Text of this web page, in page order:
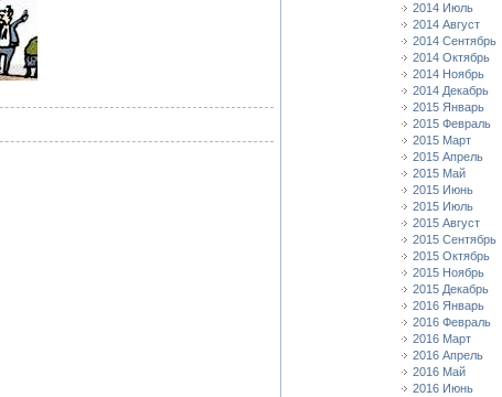
2014 Июль
2014 Август
2014 Сентябрь
2014 Октябрь
2014 Ноябрь
2014 Декабрь
2015 Январь
2015 Февраль
2015 Март
2015 Апрель
2015 Май
2015 Июнь
2015 Июль
2015 Август
2015 Сентябрь
2015 Октябрь
2015 Ноябрь
2015 Декабрь
2016 Январь
2016 Февраль
2016 Март
2016 Апрель
2016 Май
2016 Июнь